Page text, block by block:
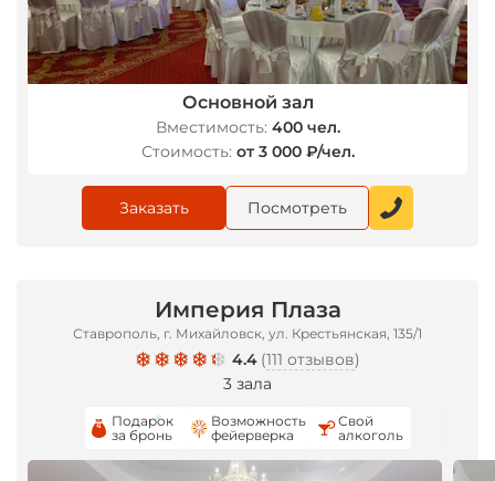
Основной зал
Вместимость: 400 чел.
Стоимость: от 3 000 ₽/чел.
Заказать Посмотреть
Империя Плаза
Ставрополь, г. Михайловск, ул. Крестьянская, 135/1
4.4 (111 отзывов)
3 зала
Подарок
за бронь
Возможность
фейерверка
Свой
алкоголь
*
*